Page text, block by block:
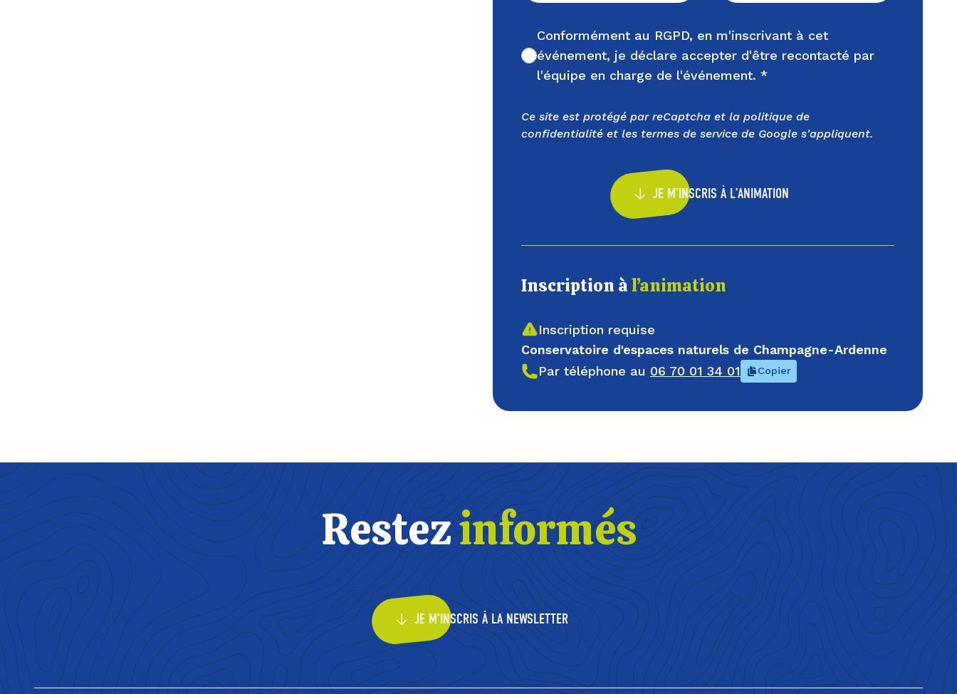
Non cochée
Conformément au RGPD, en m'inscrivant à cet
événement, je déclare accepter d'être recontacté par
l'équipe en charge de l'événement. *
Ce site est protégé par reCaptcha et la politique de
confidentialité et les termes de service de Google s'appliquent.
JE M’INSCRIS À L’ANIMATION
Inscription àl’animation
Inscription requise
Conservatoire d'espaces naturels de Champagne-Ardenne
Par téléphone au 06 70 01 34 01 Copier
Restezinformés
JE M’INSCRIS À LA NEWSLETTER